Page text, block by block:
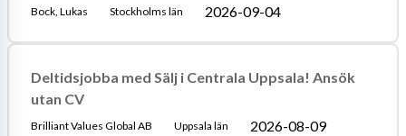
Bock, Lukas Stockholms län 2026-09-04
Deltidsjobba med Sälj i Centrala Uppsala! Ansök
utan CV
Brilliant Values Global AB Uppsala län 2026-08-09